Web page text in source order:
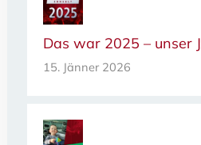
Das war 2025 – unser
15. Jänner 2026